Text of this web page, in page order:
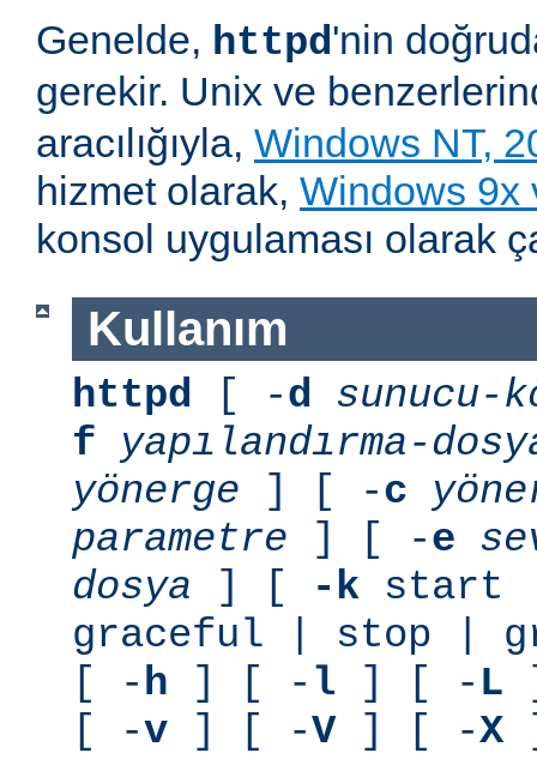
Genelde, httpd'nin
gerekir. Unix ve
aracılığıyla, Windows NT,
hizmet olarak, Windows 9x
konsol uygulaması olarak
Kullanım
httpd [ -d
f
yapılandırma-
yönerge ] [ -c
parametre ] [ -e
dosya ] [ -k start
graceful | stop |
[ -h ] [ - l ] [ - L
[ -v ] [ -V] [ -X